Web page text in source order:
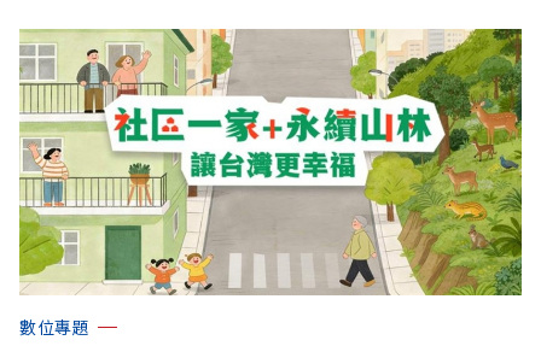
數位專題